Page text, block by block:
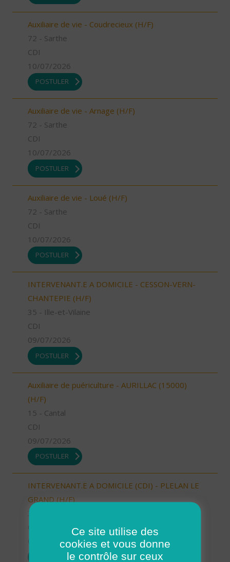
Auxiliaire de vie - Coudrecieux (H/F)
72 - Sarthe
CDI
10/07/2026
POSTULER
Auxiliaire de vie - Arnage (H/F)
72 - Sarthe
CDI
10/07/2026
POSTULER
Auxiliaire de vie - Loué (H/F)
72 - Sarthe
CDI
10/07/2026
POSTULER
INTERVENANT.E A DOMICILE - CESSON-VERN-
CHANTEPIE (H/F)
35 - Ille-et-Vilaine
CDI
09/07/2026
POSTULER
Auxiliaire de puériculture - AURILLAC (15000)
(H/F)
15 - Cantal
CDI
09/07/2026
POSTULER
INTERVENANT.E A DOMICILE (CDI) - PLELAN LE
GRAND (H/F)
35 - Ille-et-Vilaine
09/07/2026
Ce site utilise des
cookies et vous donne
le contrôle sur ceux